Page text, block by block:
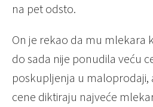
na pet odsto.
On je rekao da mu mlekara
do sada nije ponudila veću
poskupljenja u maloprodaji,
cene diktiraju najveće